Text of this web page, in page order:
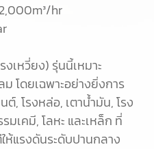
hr
เหวี่ยง) รุ่นนี้เหมาะ
โดยเฉพาะอย่างยิ่งการ
ต์, โรงหล่อ, เตาน้ำมัน, โรง
มเคมี, โลหะ และเหล็ก ที่
ห้แรงดันระดับปานกลาง